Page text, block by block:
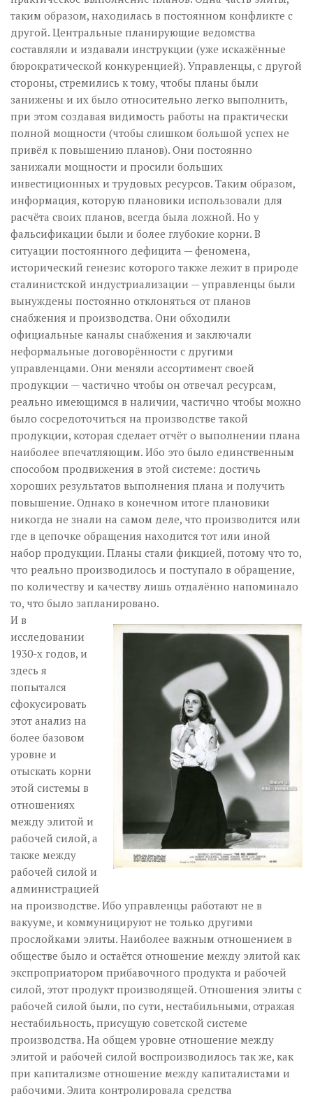
таким образом, находилась в постоянном конфликте с
другой. Центральные планирующие ведомства
составляли и издавали инструкции (уже искажённые
бюрократической конкуренцией). Управленцы, с другой
стороны, стремились к тому, чтобы планы были
занижены и их было относительно легко выполнить,
при этом создавая видимость работы на практически
полной мощности (чтобы слишком большой успех не
привёл к повышению планов). Они постоянно
занижали мощности и просили больших
инвестиционных и трудовых ресурсов. Таким образом,
информация, которую плановики использовали для
расчёта своих планов, всегда была ложной. Но у
фальсификации были и более глубокие корни. В
ситуации постоянного дефицита — феномена,
исторический генезис которого также лежит в природе
сталинистской индустриализации — управленцы были
вынуждены постоянно отклоняться от планов
снабжения и производства. Они обходили
официальные каналы снабжения и заключали
неформальные договорённости с другими
управленцами. Они меняли ассортимент своей
продукции — частично чтобы он отвечал ресурсам,
реально имеющимся в наличии, частично чтобы можно
было сосредоточиться на производстве такой
продукции, которая сделает отчёт о выполнении плана
наиболее впечатляющим. Ибо это было единственным
способом продвижения в этой системе: достичь
хороших результатов выполнения плана и получить
повышение. Однако в конечном итоге плановики
никогда не знали на самом деле, что производится или
где в цепочке обращения находится тот или иной
набор продукции. Планы стали фикцией, потому что то,
что реально производилось и поступало в обращение,
по количеству и качеству лишь отдалённо напоминало
то, что было запланировано.
И в
исследовании
1930-х годов, и
здесь я
попытался
сфокусировать
этот анализ на
более базовом
уровне и
отыскать корни
этой системы в
отношениях
между элитой и
рабочей силой, а
также между
рабочей силой и
администрацией
на производстве. Ибо управленцы работают не в
вакууме, и коммуницируют не только другими
прослойками элиты. Наиболее важным отношением в
обществе было и остаётся отношение между элитой как
экспроприатором прибавочного продукта и рабочей
силой, этот продукт производящей. Отношения элиты с
рабочей силой были, по сути, нестабильными, отражая
нестабильность, присущую советской системе
производства. На общем уровне отношение между
элитой и рабочей силой воспроизводилось так же, как
при капитализме отношение между капиталистами и
рабочими. Элита контролировала средства